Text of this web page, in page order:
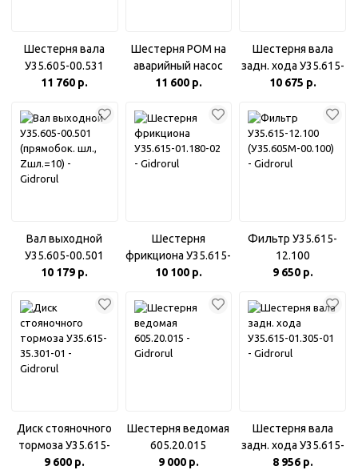
Шестерня вала
У35.605-00.531
(У35.615-01.353-01)
11 760 р.
Шестерня РОМ на
аварийный насос
ТО-18.03.01.007
11 600 р.
Шестерня вала
задн. хода У35.615-
01.305
10 675 р.
Вал выходной
У35.605-00.501
(прямобок. шл.,
10 179 р.
Шестерня
фрикциона У35.615-
01.180-02
10 100 р.
Фильтр У35.615-
12.100
(У35.605М-00.100)
9 650 р.
Диск стояночного
тормоза У35.615-
35.301-01
9 600 р.
Шестерня ведомая
605.20.015
9 000 р.
Шестерня вала
задн. хода У35.615-
01.305-01
8 956 р.